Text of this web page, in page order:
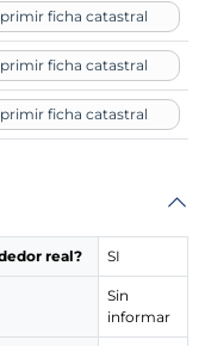
ficha catastral
ficha catastral
ficha catastral
real? SI
Sin
informar